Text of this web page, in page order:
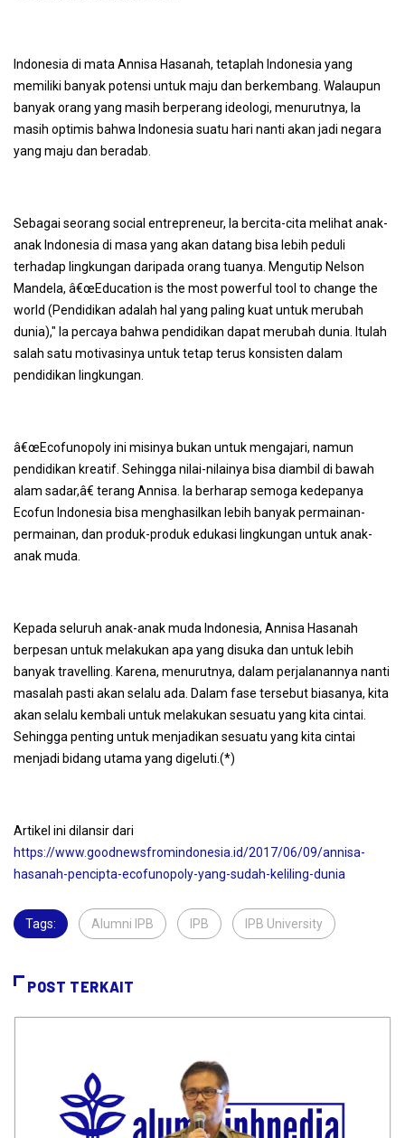
Indonesia di mata Annisa Hasanah, tetaplah Indonesia yang
memiliki banyak potensi untuk maju dan berkembang. Walaupun
banyak orang yang masih berperang ideologi, menurutnya, Ia
masih optimis bahwa Indonesia suatu hari nanti akan jadi negara
yang maju dan beradab.
Sebagai seorang social entrepreneur, Ia bercita-cita melihat anak-
anak Indonesia di masa yang akan datang bisa lebih peduli
terhadap lingkungan daripada orang tuanya. Mengutip Nelson
Mandela, â€œEducation is the most powerful tool to change the
world (Pendidikan adalah hal yang paling kuat untuk merubah
dunia)," Ia percaya bahwa pendidikan dapat merubah dunia. Itulah
salah satu motivasinya untuk tetap terus konsisten dalam
pendidikan lingkungan.
â€œEcofunopoly ini misinya bukan untuk mengajari, namun
pendidikan kreatif. Sehingga nilai-nilainya bisa diambil di bawah
alam sadar,â€ terang Annisa. Ia berharap semoga kedepanya
Ecofun Indonesia bisa menghasilkan lebih banyak permainan-
permainan, dan produk-produk edukasi lingkungan untuk anak-
anak muda.
Kepada seluruh anak-anak muda Indonesia, Annisa Hasanah
berpesan untuk melakukan apa yang disuka dan untuk lebih
banyaktravelling . Karena, menurutnya, dalam perjalanannya nanti
masalah pasti akan selalu ada. Dalam fase tersebut biasanya, kita
akan selalu kembali untuk melakukan sesuatu yang kita cintai.
Sehingga penting untuk menjadikan sesuatu yang kita cintai
menjadi bidang utama yang digeluti.(*)
Artikel ini dilansir dari
https://www.goodnewsfromindonesia.id/2017/06/09/annisa-
hasanah-pencipta-ecofunopoly-yang-sudah-keliling-dunia
Tags: Alumni IPB IPB IPB University
POST TERKAIT